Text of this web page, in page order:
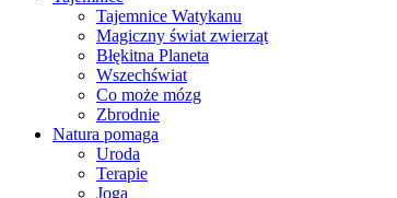
Tajemnice Watykanu
Magiczny świat zwierząt
Błękitna Planeta
Wszechświat
Co może mózg
Zbrodnie
Natura pomaga
Uroda
Terapie
Joga